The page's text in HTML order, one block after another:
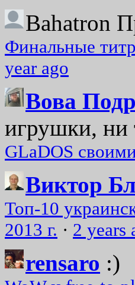
Bahatron
Финальные
year ago
Вова
игрушки, ни
GLaDOS
Виктор
Топ-10
2013 г. · 2 years
rensaro :)